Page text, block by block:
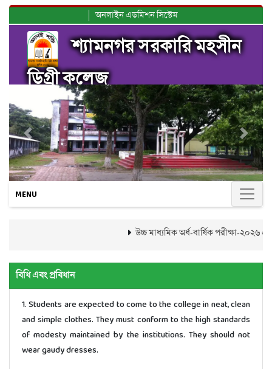
অনলাইন এডমিশন সিস্টেম
শ্যামনগর সরকারি মহসীন
ডিগ্রী কলেজ
Previous Next
MENU
উচ্চ মাধ্যমিক অর্ধ-বার্ষিক পরীক্ষা-২০২৬
বিধি এবং প্রবিধান
1. Students are expected to come to the college in neat, clean
and simple clothes. They must conform to the high standards
of modesty maintained by the institutions. They should not
wear gaudy dresses.